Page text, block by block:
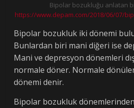
Bipolar bozukluğu anlatan
https://www.depam.com/2018/06/07/
Bipolar bozukluk iki dönemi
Bunlardan biri mani diğeri ise
Mani ve depresyon dönemleri
normale döner. Normale
dönemi denir.
Bipolar bozukluk